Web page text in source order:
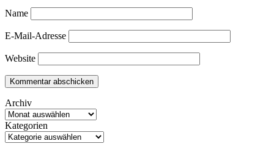
Name
E-Mail-Adresse
Website
Archiv
Kategorien